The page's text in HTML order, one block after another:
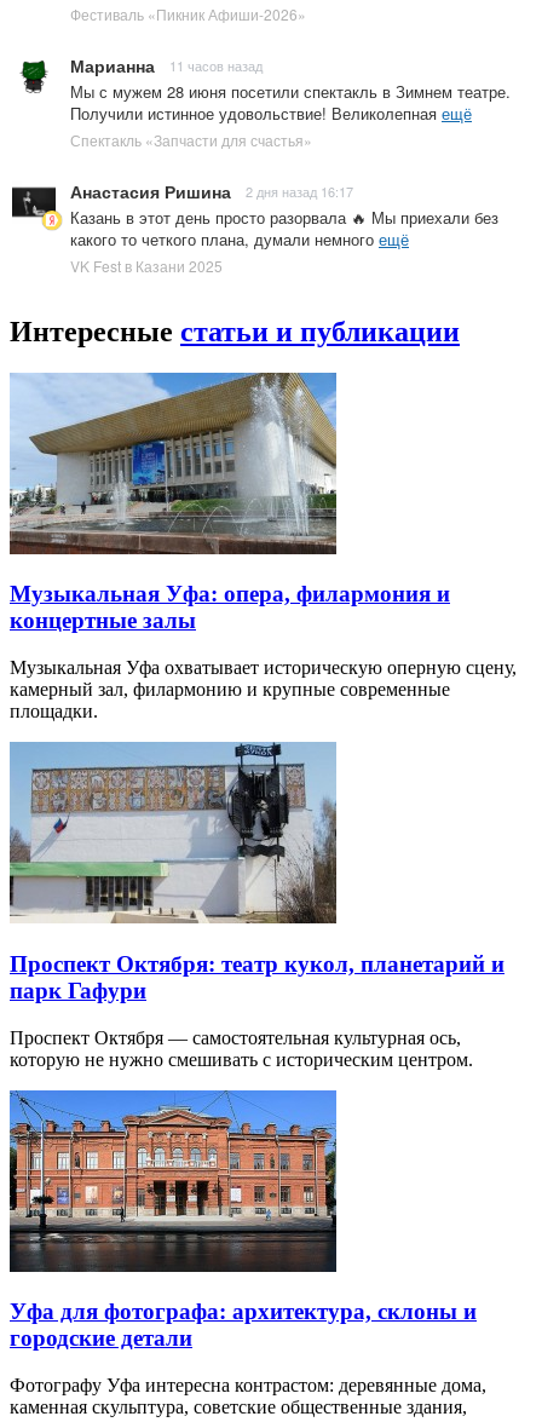
Фестиваль «Пикник Афиши-2026»
Марианна 11 часов назад
Мы с мужем 28 июня посетили спектакль в Зимнем театре.
Получили истинное удовольствие! Великолепная ещё
Спектакль «Запчасти для счастья»
Анастасия Ришина 2 дня назад 16:17
Казань в этот день просто разорвала 🔥 Мы приехали без
какого то четкого плана, думали немного ещё
VK Fest в Казани 2025
Интересные статьи и публикации
Музыкальная Уфа: опера, филармония и
концертные залы
Музыкальная Уфа охватывает историческую оперную сцену,
камерный зал, филармонию и крупные современные
площадки.
Проспект Октября: театр кукол, планетарий и
парк Гафури
Проспект Октября — самостоятельная культурная ось,
которую не нужно смешивать с историческим центром.
Уфа для фотографа: архитектура, склоны и
городские детали
Фотографу Уфа интересна контрастом: деревянные дома,
каменная скульптура, советские общественные здания,